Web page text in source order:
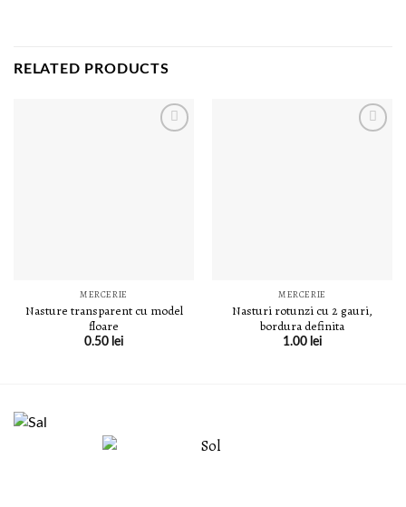
RELATED PRODUCTS
MERCERIE
Nasture transparent cu model
floare
0.50 lei
MERCERIE
Nasturi rotunzi cu 2 gauri,
bordura definita
1.00 lei